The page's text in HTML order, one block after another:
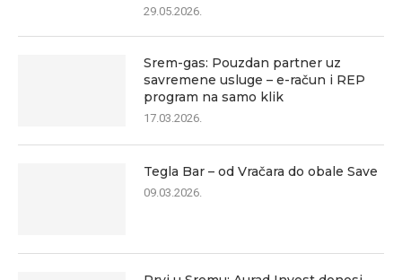
29.05.2026.
Srem-gas: Pouzdan partner uz
savremene usluge – e-račun i REP
program na samo klik
17.03.2026.
Tegla Bar – od Vračara do obale Save
09.03.2026.